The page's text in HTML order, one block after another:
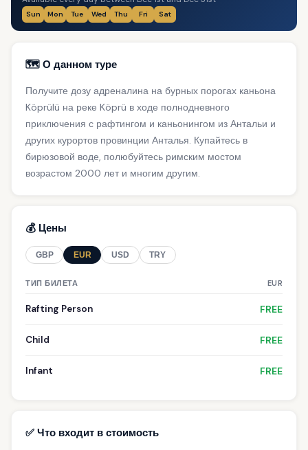
Sun Mon Tue Wed Thu Fri Sat
🗺️ О данном туре
Получите дозу адреналина на бурных порогах каньона
Köprülü на реке Köprü в ходе полнодневного
приключения с рафтингом и каньонингом из Антальи и
других курортов провинции Анталья. Купайтесь в
бирюзовой воде, полюбуйтесь римским мостом
возрастом 2000 лет и многим другим.
💰 Цены
GBP EUR USD TRY
ТИП БИЛЕТА EUR
Rafting Person FREE
Child FREE
Infant FREE
✅ Что входит в стоимость